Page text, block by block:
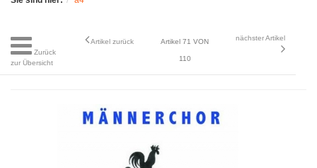
Zurück
zur Übersicht
Artikel zurück Artikel 71 VON
110
nächster Artikel